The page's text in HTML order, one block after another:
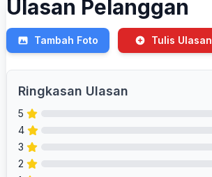
Ulasan Pelanggan
Tambah Foto Tulis Ulasan
Ringkasan Ulasan
5
4
3
2